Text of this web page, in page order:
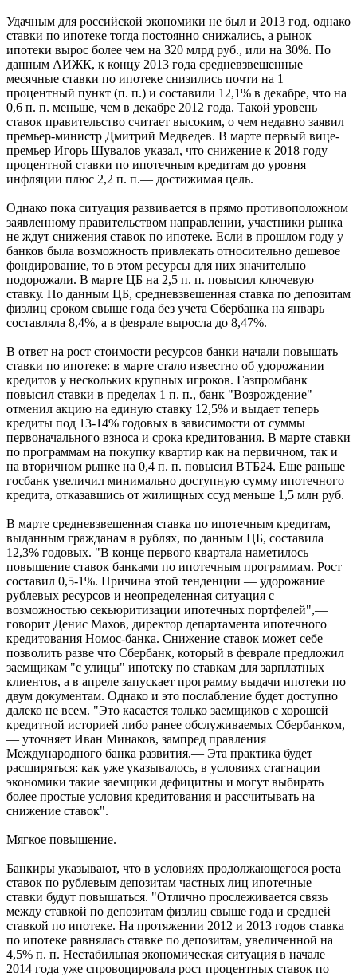
Удачным для российской экономики не был и 2013 год, однако
ставки по ипотеке тогда постоянно снижались, а рынок
ипотеки вырос более чем на 320 млрд руб., или на 30%. По
данным АИЖК, к концу 2013 года средневзвешенные
месячные ставки по ипотеке снизились почти на 1
процентный пункт (п. п.) и составили 12,1% в декабре, что на
0,6 п. п. меньше, чем в декабре 2012 года. Такой уровень
ставок правительство считает высоким, о чем недавно заявил
премьер-министр Дмитрий Медведев. В марте первый вице-
премьер Игорь Шувалов указал, что снижение к 2018 году
процентной ставки по ипотечным кредитам до уровня
инфляции плюс 2,2 п. п.— достижимая цель.
Однако пока ситуация развивается в прямо противоположном
заявленному правительством направлении, участники рынка
не ждут снижения ставок по ипотеке. Если в прошлом году у
банков была возможность привлекать относительно дешевое
фондирование, то в этом ресурсы для них значительно
подорожали. В марте ЦБ на 2,5 п. п. повысил ключевую
ставку. По данным ЦБ, средневзвешенная ставка по депозитам
физлиц сроком свыше года без учета Сбербанка на январь
составляла 8,4%, а в феврале выросла до 8,47%.
В ответ на рост стоимости ресурсов банки начали повышать
ставки по ипотеке: в марте стало известно об удорожании
кредитов у нескольких крупных игроков. Газпромбанк
повысил ставки в пределах 1 п. п., банк "Возрождение"
отменил акцию на единую ставку 12,5% и выдает теперь
кредиты под 13-14% годовых в зависимости от суммы
первоначального взноса и срока кредитования. В марте ставки
по программам на покупку квартир как на первичном, так и
на вторичном рынке на 0,4 п. п. повысил ВТБ24. Еще раньше
госбанк увеличил минимально доступную сумму ипотечного
кредита, отказавшись от жилищных ссуд меньше 1,5 млн руб.
В марте средневзвешенная ставка по ипотечным кредитам,
выданным гражданам в рублях, по данным ЦБ, составила
12,3% годовых. "В конце первого квартала наметилось
повышение ставок банками по ипотечным программам. Рост
составил 0,5-1%. Причина этой тенденции — удорожание
рублевых ресурсов и неопределенная ситуация с
возможностью секьюритизации ипотечных портфелей",—
говорит Денис Махов, директор департамента ипотечного
кредитования Номос-банка. Снижение ставок может себе
позволить разве что Сбербанк, который в феврале предложил
заемщикам "с улицы" ипотеку по ставкам для зарплатных
клиентов, а в апреле запускает программу выдачи ипотеки по
двум документам. Однако и это послабление будет доступно
далеко не всем. "Это касается только заемщиков с хорошей
кредитной историей либо ранее обслуживаемых Сбербанком,
— уточняет Иван Минаков, зампред правления
Международного банка развития.— Эта практика будет
расширяться: как уже указывалось, в условиях стагнации
экономики такие заемщики дефицитны и могут выбирать
более простые условия кредитования и рассчитывать на
снижение ставок".
Мягкое повышение.
Банкиры указывают, что в условиях продолжающегося роста
ставок по рублевым депозитам частных лиц ипотечные
ставки будут повышаться. "Отлично прослеживается связь
между ставкой по депозитам физлиц свыше года и средней
ставкой по ипотеке. На протяжении 2012 и 2013 годов ставка
по ипотеке равнялась ставке по депозитам, увеличенной на
4,5% п. п. Нестабильная экономическая ситуация в начале
2014 года уже спровоцировала рост процентных ставок по